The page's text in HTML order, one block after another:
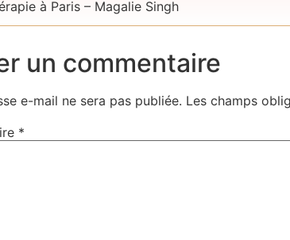
un commentaire
e-mail ne sera pas publiée. Les champs
*